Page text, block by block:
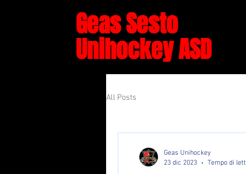
Geas Sesto
Unihockey ASD
All Posts
Geas Unihockey
23 dic 2023
Tempo di